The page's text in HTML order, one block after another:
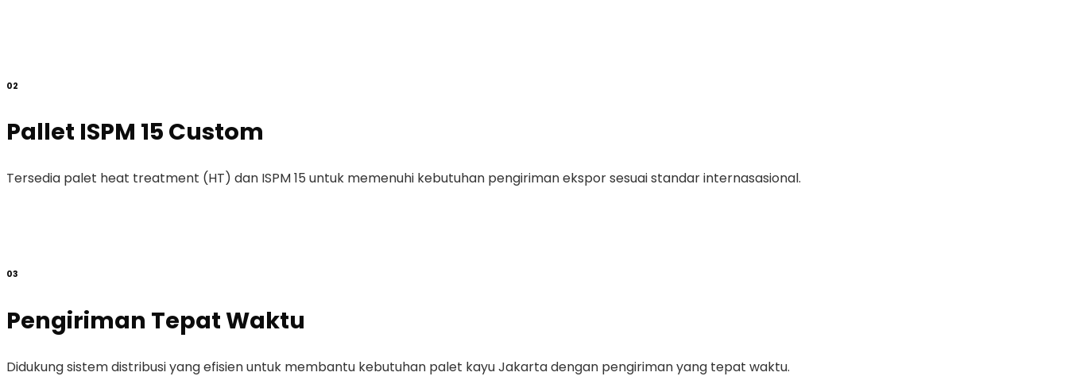
02
Pallet ISPM 15 Custom
Tersedia palet heat treatment (HT) dan ISPM 15 untuk memenuhi kebutuhan pengiriman ekspor sesuai standar internasasional.
03
Pengiriman Tepat Waktu
Didukung sistem distribusi yang efisien untuk membantu kebutuhan palet kayu Jakarta dengan pengiriman yang tepat waktu.